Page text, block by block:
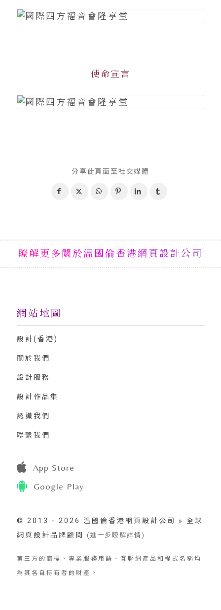
使命宣言
分享此頁面至社交媒體
瞭解更多關於温國倫香港網頁設計公司
網站地圖
設計(香港)
關於我們
設計服務
設計作品集
認識我們
聯繫我們
App Store
Google Play
© 2013 - 2026 温國倫香港網頁設計公司 » 全球
網頁設計品牌顧問
(進一步瞭解詳情)
第三方的商標、專業服務用語、互聯網產品和程式名稱均
為其各自持有者的財產。